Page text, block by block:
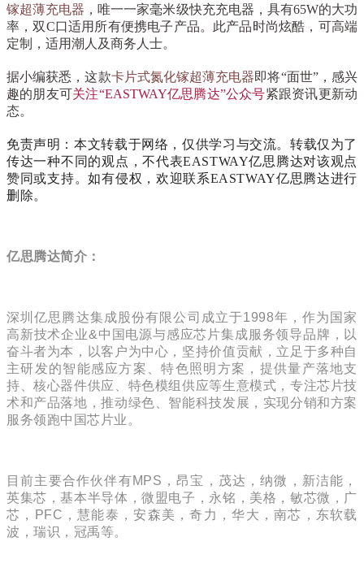
镓超薄充电器 ， 唯一一家毫米级快充充电器，具有65W的大功
率，双C口适用所有便携电子产品。此产品时尚炫酷，可高端
定制，适用潮人及商务人士。
据小编获悉，这款卡片式氮化镓超薄充电器即将“面世”，感兴
趣的朋友可关注“EASTWAY亿思腾达”公众号紧跟资讯更新动
态。
免责声明：本文转载于网络，仅供学习与交流。转载仅为了
传达一种不同的观点，不代表EASTWAY亿思腾达对该观点
赞同或支持。如有侵权，欢迎联系EASTWAY亿思腾达进行
删除。
亿思腾达简介：
深圳亿思腾达集成股份有限公司成立于1998年，作为国家
高新技术企业&中国电源与感应芯片集成服务领导品牌，以
奋斗者为本，以客户为中心，坚持价值贡献，立足于多种自
主研发的智能感应方案、特色照明方案，提供量产落地支
持、核心器件供应、特色模组供应等生意模式，专注芯片技
术和产品落地，推动绿色、智能科技发展，实现分销和方案
服务领跑中国芯片业。
目前主要合作伙伴有MPS，昂宝，茂达，纳微，新洁能，
英集芯，基本半导体，微盟电子，永铭，美格，敏芯微，广
芯，PFC，慧能泰，安森美，奇力，华大，南芯，东软载
波，瑞识，冠禹等。